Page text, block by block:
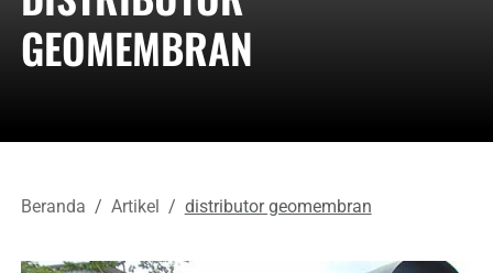
GEOMEMBRAN
Beranda Artikel distributor geomembran